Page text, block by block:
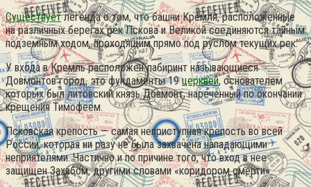
Существуетлегенда о том, что башни Кремля, расположенные
на различных берегах рек Пскова и Великой соединяются тайным
подземным ходом, проходящим прямо под руслом текущих рек.
У входа в Кремль расположен лабиринт называющиеся
Довмонтов город, это фундаменты 19церквей, основателем
которых был литовский князь Довмонт, нареченный по окончании
крещения Тимофеем.
Псковская крепость — самая неприступная крепость во всей
России, которая ни разу не была захвачена нападающими
неприятелями. Частично и по причине того, что вход в нее
защищен Захабом, другими словами «коридором смерти».